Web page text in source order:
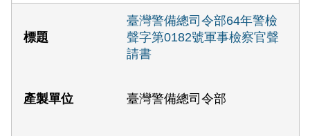
臺灣警備總司令部64年警檢
聲字第0182號軍事檢察官聲
請書
臺灣警備總司令部